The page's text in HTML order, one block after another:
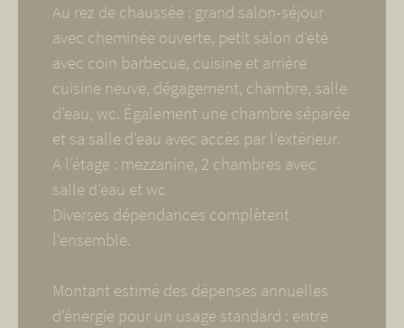
Au rez de chaussée : grand salon-séjour
avec cheminée ouverte, petit salon d’été
avec coin barbecue, cuisine et arrière
cuisine neuve, dégagement, chambre, salle
d’eau, wc. Également une chambre séparée
et sa salle d’eau avec accès par l’extérieur.
A l’étage : mezzanine, 2 chambres avec
salle d’eau et wc
Diverses dépendances complètent
l'ensemble.
Montant estimé des dépenses annuelles
d'énergie pour un usage standard : entre